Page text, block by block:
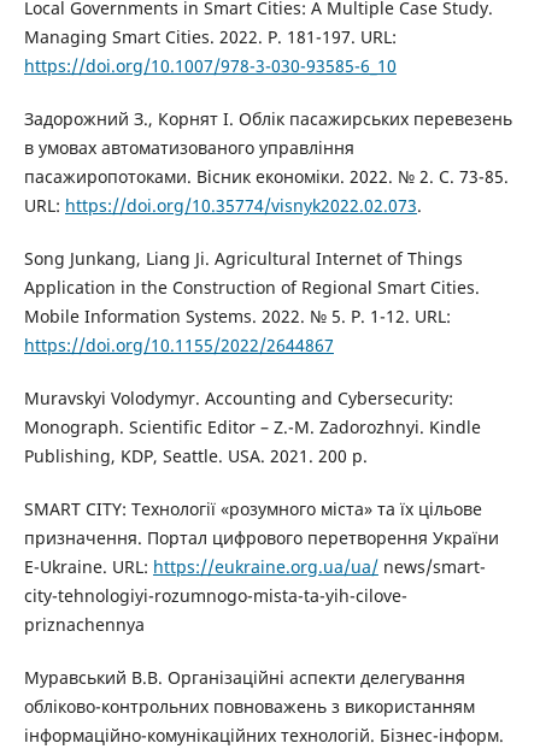
Local Governments in Smart Cities: A Multiple Case Study.
Managing Smart Cities. 2022. P. 181-197. URL:
https://doi.org/10.1007/978-3-030-93585-6_10
Задорожний З., Корнят І. Облік пасажирських перевезень
в умовах автоматизованого управління
пасажиропотоками. Вісник економіки. 2022. № 2. С. 73-85.
URL: https://doi.org/10.35774/visnyk2022.02.073.
Song Junkang, Liang Ji. Agricultural Internet of Things
Application in the Construction of Regional Smart Cities.
Mobile Information Systems. 2022. № 5. P. 1-12. URL:
https://doi.org/10.1155/2022/2644867
Muravskyi Volodymyr. Accounting and Cybersecurity:
Monograph. Scientific Editor – Z.-M. Zadorozhnyi. Kindle
Publishing, KDP, Seattle. USA. 2021. 200 p.
SMART CITY: Технології «розумного міста» та їх цільове
призначення. Портал цифрового перетворення України
E-Ukraine. URL: https://eukraine.org.ua/ua/news/smart-
city-tehnologiyi-rozumnogo-mista-ta-yih-cilove-
priznachennya
Муравський В.В. Організаційні аспекти делегування
обліково-контрольних повноважень з використанням
інформаційно-комунікаційних технологій. Бізнес-інформ.